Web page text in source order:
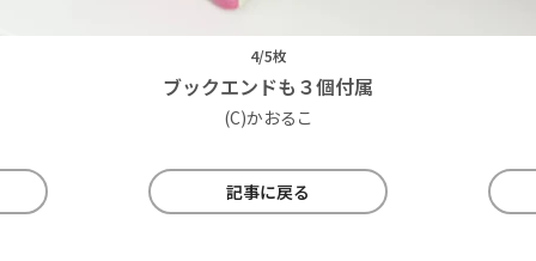
4/5枚
ブックエンドも３個付属
(C)かおるこ
記事に戻る